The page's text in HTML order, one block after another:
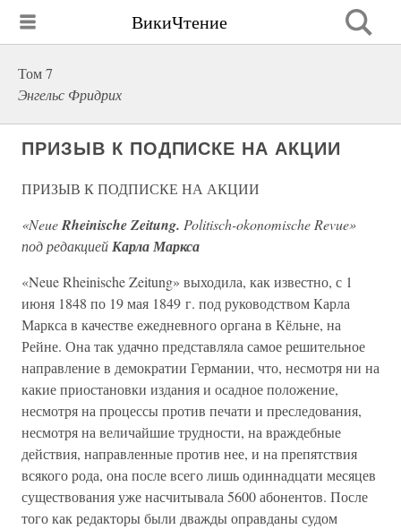
ВикиЧтение
Том 7
Энгельс Фридрих
ПРИЗЫВ К ПОДПИСКЕ НА АКЦИИ
ПРИЗЫВ К ПОДПИСКЕ НА АКЦИИ
«NeueRheinische Zeitung. Politisch-okonomische Revue»
под редакциейКарла Маркса
«Neue Rheinische Zeitung» выходила, как известно, с 1
июня 1848 по 19 мая 1849 г. под руководством Карла
Маркса в качестве ежедневного органа в Кёльне, на
Рейне. Она так удачно представляла самое решительное
направление в демократии Германии, что, несмотря ни на
какие приостановки издания и осадное положение,
несмотря на процессы против печати и преследования,
несмотря на величайшие трудности, на враждебные
действия, направленные против нее, и на препятствия
всякого рода, она после всего лишь одиннадцати месяцев
существования уже насчитывала 5600 абонентов. После
того как редакторы были дважды оправданы судом